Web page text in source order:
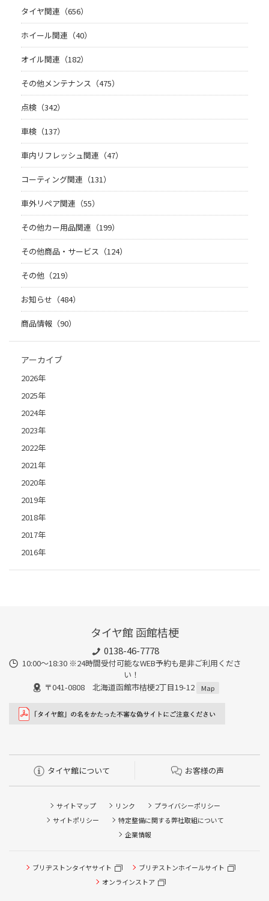
タイヤ関連（656）
ホイール関連（40）
オイル関連（182）
その他メンテナンス（475）
点検（342）
車検（137）
車内リフレッシュ関連（47）
コーティング関連（131）
車外リペア関連（55）
その他カー用品関連（199）
その他商品・サービス（124）
その他（219）
お知らせ（484）
商品情報（90）
アーカイブ
2026年
2025年
2024年
2023年
2022年
2021年
2020年
2019年
2018年
2017年
2016年
タイヤ館 函館桔梗
0138-46-7778
10:00～18:30 ※24時間受付可能なWEB予約も是非ご利用くださ
い！
〒041-0808 北海道函館市桔梗2丁目19-12
Map
タイヤ館について お客様の声
サイトマップ リンク
プライバシーポリシー
サイトポリシー
特定整備に関する弊社取組について
企業情報
ブリヂストンタイヤサイト
ブリヂストンホイールサイト
オンラインストア
タイヤ点検・安全点検/タイヤ履き替え/オイル交換/その他
ピット作業の予約